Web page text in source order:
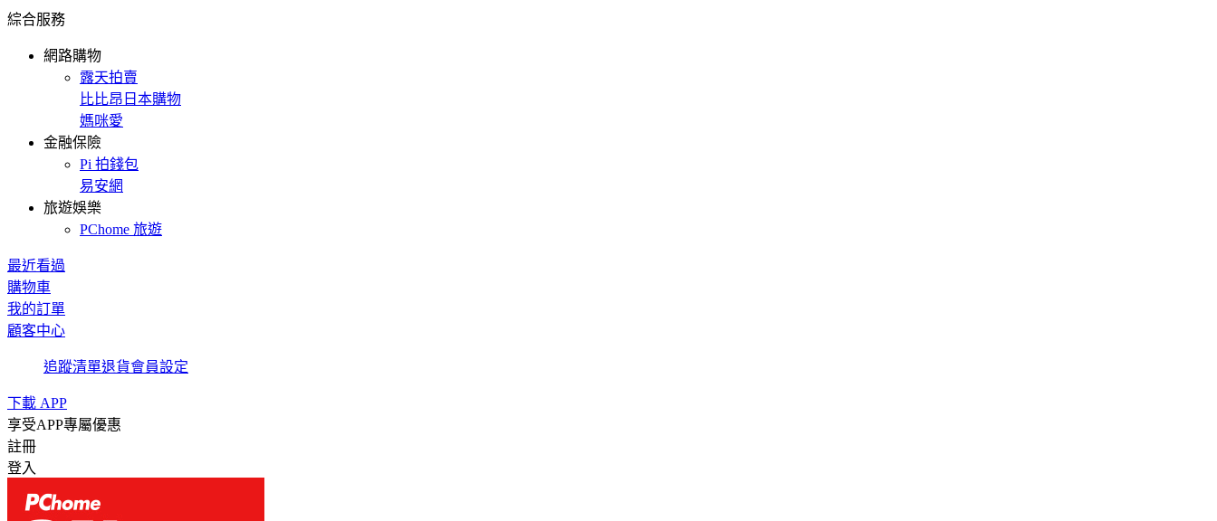
綜合服務
網路購物
露天拍賣
比比昂日本購物
媽咪愛
金融保險
Pi 拍錢包
易安網
旅遊娛樂
PChome 旅遊
最近看過
購物車
我的訂單
顧客中心
追蹤清單退貨會員設定
下載 APP
享受APP專屬優惠
註冊
登入